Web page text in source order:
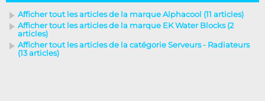
Afficher tout les articles de la marque Alphacool (11 articles)
Afficher tout les articles de la marque EK Water Blocks (2
articles)
Afficher tout les articles de la catégorie Serveurs - Radiateurs
(13 articles)